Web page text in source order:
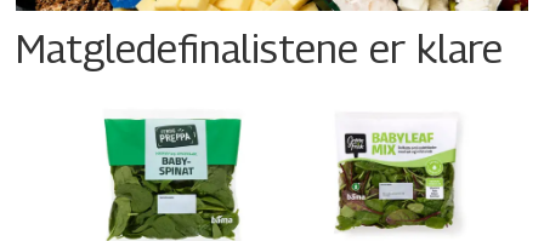
Matgledefinalistene er klare